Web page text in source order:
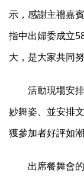
示，感謝主禮嘉
指中出婦委成立
大，是大家共同
活動現場安
妙舞姿、並安排
獲參加者好評如潮
出席餐舞會